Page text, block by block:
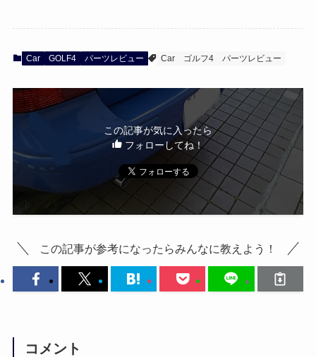
Car GOLF4 パーツレビュー Car ゴルフ4 パーツレビュー
この記事が気に入ったら
フォローしてね！
この記事が参考になったらみんなに教えよう！
コメント